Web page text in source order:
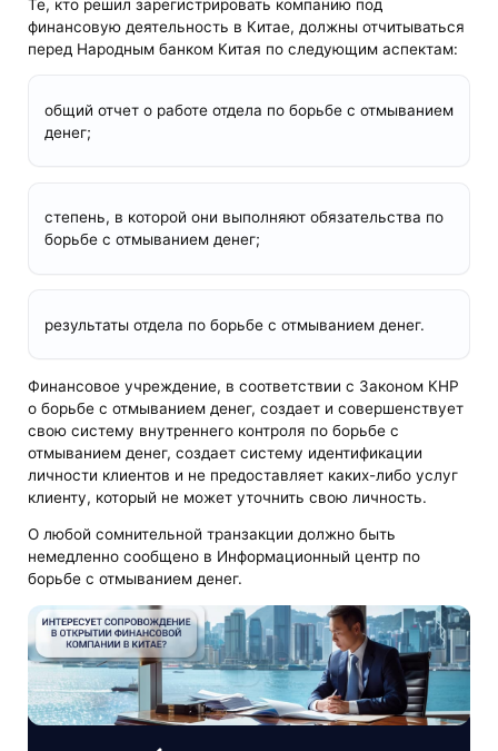
Те, кто решил зарегистрировать компанию под
финансовую деятельность в Китае, должны отчитываться
перед Народным банком Китая по следующим аспектам:
общий отчет о работе отдела по борьбе с отмыванием
денег;
степень, в которой они выполняют обязательства по
борьбе с отмыванием денег;
результаты отдела по борьбе с отмыванием денег.
Финансовое учреждение, в соответствии с Законом КНР
о борьбе с отмыванием денег, создает и совершенствует
свою систему внутреннего контроля по борьбе с
отмыванием денег, создает систему идентификации
личности клиентов и не предоставляет каких-либо услуг
клиенту, который не может уточнить свою личность.
О любой сомнительной транзакции должно быть
немедленно сообщено в Информационный центр по
борьбе с отмыванием денег.